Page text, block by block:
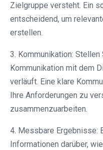
Zielgruppe versteht. Ein
entscheidend, um
erstellen.
3. Kommunikation:
Kommunikation mit dem
verläuft. Eine klare
Ihre Anforderungen zu
zusammenzuarbeiten.
4. Messbare Ergebnisse:
Informationen darüber,